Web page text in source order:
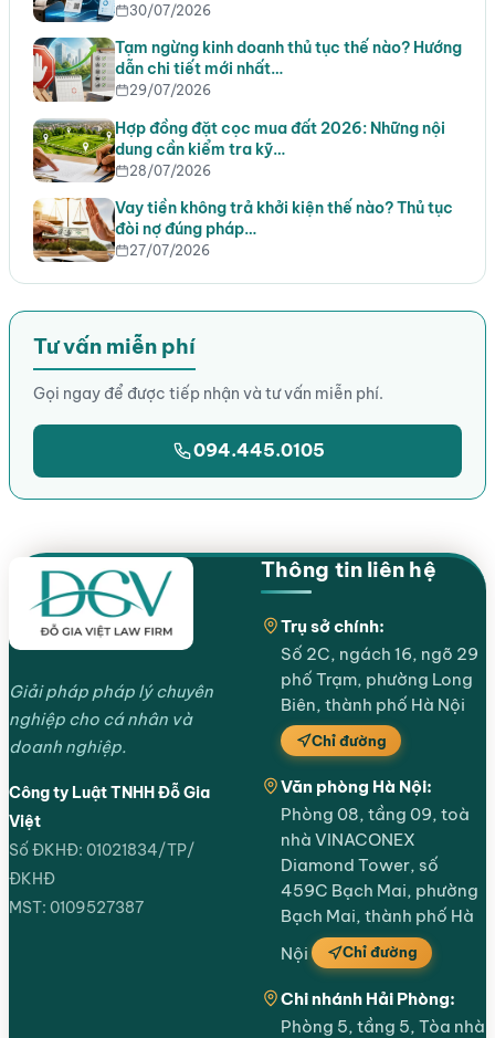
30/07/2026
Tạm ngừng kinh doanh thủ tục thế nào? Hướng
dẫn chi tiết mới nhất…
29/07/2026
Hợp đồng đặt cọc mua đất 2026: Những nội
dung cần kiểm tra kỹ…
28/07/2026
Vay tiền không trả khởi kiện thế nào? Thủ tục
đòi nợ đúng pháp…
27/07/2026
Tư vấn miễn phí
Gọi ngay để được tiếp nhận và tư vấn miễn phí.
094.445.0105
Giải pháp pháp lý chuyên
nghiệp cho cá nhân và
doanh nghiệp.
Công ty Luật TNHH Đỗ Gia
Việt
Số ĐKHĐ: 01021834/TP/
ĐKHĐ
MST: 0109527387
Thông tin liên hệ
Trụ sở chính:
Số 2C, ngách 16, ngõ 29
phố Trạm, phường Long
Biên, thành phố Hà Nội
Chỉ đường
Văn phòng Hà Nội:
Phòng 08, tầng 09, toà
nhà VINACONEX
Diamond Tower, số
459C Bạch Mai, phường
Bạch Mai, thành phố Hà
Nội
Chỉ đường
Chi nhánh Hải Phòng:
Phòng 5, tầng 5, Tòa nhà